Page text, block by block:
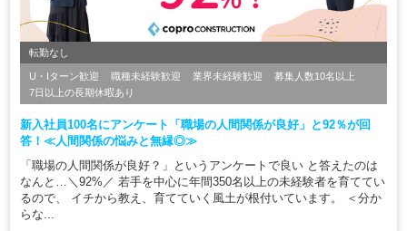
転勤なし
U・Iターン歓迎 職種未経験歓迎 業界未経験歓迎
募集人数10名以上
7日以上の長期休暇あり
新入社員100名にアンケート「職場の人間関係が良好」と92％が回
答！≪人間関係の悩みと無縁◎≫
「職場の人間関係が良好？」というアンケートで良い と答えたのは
なんと…＼92%／ 若手を中心に年間350名以上の未経験者を育ててい
るので、 イチから教え、育てていく風土が根付いています。 ＜分か
らな...